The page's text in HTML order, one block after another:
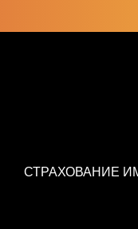
СТРАХОВАНИЕ